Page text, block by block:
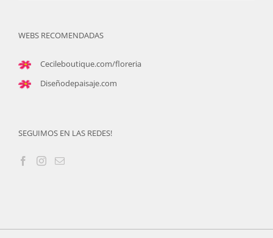
WEBS RECOMENDADAS
Cecileboutique.com/floreria
Diseñodepaisaje.com
SEGUIMOS EN LAS REDES!